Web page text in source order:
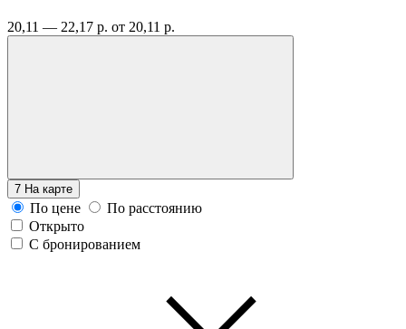
20,11 — 22,17 р. от 20,11 р.
7 На карте
По цене
По расстоянию
Открыто
С бронированием